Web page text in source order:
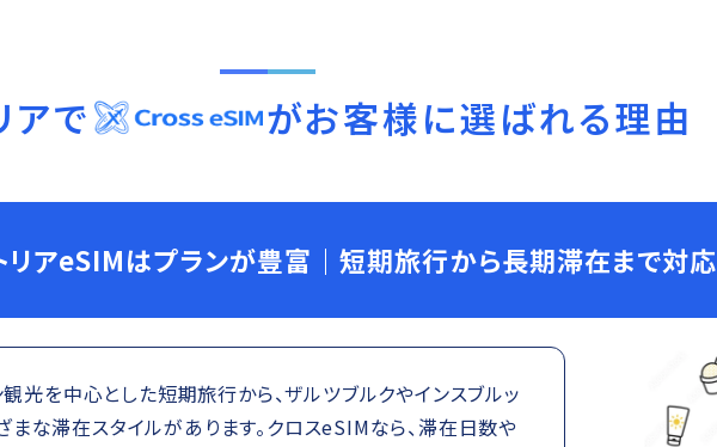
アで がお客様に選ばれる理由
リアeSIMはプランが豊富｜短期旅行から長期滞在まで対応
光を中心とした短期旅行から、ザルツブルクやインスブルッ
な滞在スタイルがあります。クロスeSIMなら、滞在日数や